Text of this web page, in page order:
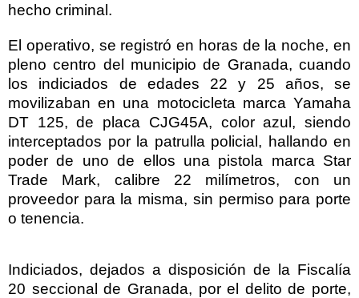
hecho criminal.
El operativo, se registró en horas de la noche, en
pleno centro del municipio de Granada, cuando
los indiciados de edades 22 y 25 años, se
movilizaban en una motocicleta marca Yamaha
DT 125, de placa CJG45A, color azul, siendo
interceptados por la patrulla policial, hallando en
poder de uno de ellos una pistola marca Star
Trade Mark, calibre 22 milímetros, con un
proveedor para la misma, sin permiso para porte
o tenencia.
Indiciados, dejados a disposición de la Fiscalía
20 seccional de Granada, por el delito de porte,